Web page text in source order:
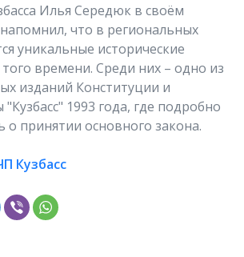
Илья Середюк в своём
что в региональных
уникальные исторические
времени. Среди них – одно из
изданий Конституции и
"Кузбасс" 1993 года, где подробно
о принятии основного закона.
Кузбасс